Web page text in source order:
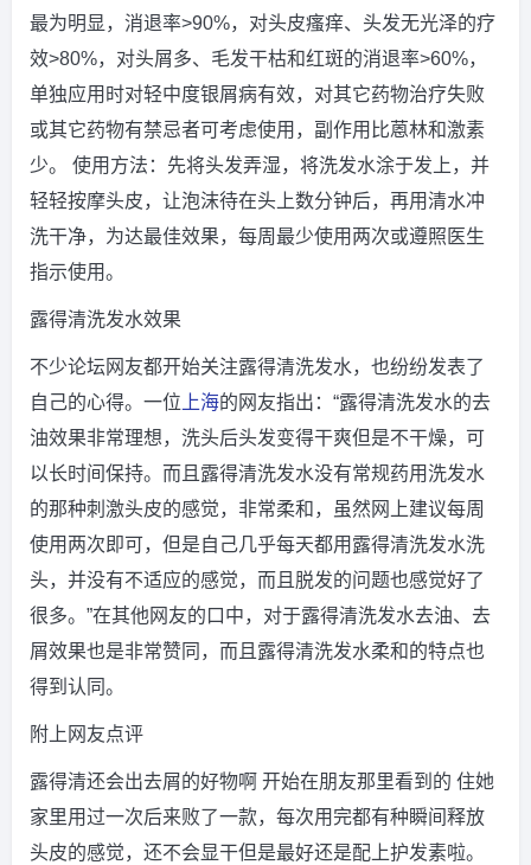
最为明显，消退率>90%，对头皮瘙痒、头发无光泽的疗
效>80%，对头屑多、毛发干枯和红斑的消退率>60%，
单独应用时对轻中度银屑病有效，对其它药物治疗失败
或其它药物有禁忌者可考虑使用，副作用比蒽林和激素
少。 使用方法：先将头发弄湿，将洗发水涂于发上，并
轻轻按摩头皮，让泡沫待在头上数分钟后，再用清水冲
洗干净，为达最佳效果，每周最少使用两次或遵照医生
指示使用。
露得清洗发水效果
不少论坛网友都开始关注露得清洗发水，也纷纷发表了
自己的心得。一位 上海的网友指出：“露得清洗发水的去
油效果非常理想，洗头后头发变得干爽但是不干燥，可
以长时间保持。而且露得清洗发水没有常规药用洗发水
的那种刺激头皮的感觉，非常柔和，虽然网上建议每周
使用两次即可，但是自己几乎每天都用露得清洗发水洗
头，并没有不适应的感觉，而且脱发的问题也感觉好了
很多。”在其他网友的口中，对于露得清洗发水去油、去
屑效果也是非常赞同，而且露得清洗发水柔和的特点也
得到认同。
附上网友点评
露得清还会出去屑的好物啊 开始在朋友那里看到的 住她
家里用过一次后来败了一款，每次用完都有种瞬间释放
头皮的感觉，还不会显干但是最好还是配上护发素啦。